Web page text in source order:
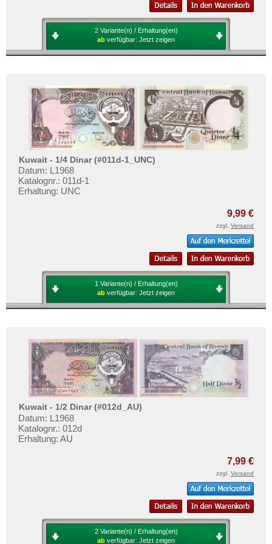
2 Variante(n) / Erhaltung(en)
ab verfügbar: Jetzt zeigen
Kuwait - 1/4 Dinar (#011d-1_UNC)
Datum: L1968
Katalognr.: 011d-1
Erhaltung: UNC
9,99 €
zzgl. Versand
1 Variante(n) / Erhaltung(en)
ab verfügbar: Jetzt zeigen
Kuwait - 1/2 Dinar (#012d_AU)
Datum: L1968
Katalognr.: 012d
Erhaltung: AU
7,99 €
zzgl. Versand
2 Variante(n) / Erhaltung(en)
ab verfügbar: Jetzt zeigen